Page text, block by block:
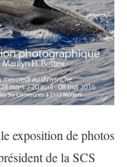
exposition de photos
de la SCS